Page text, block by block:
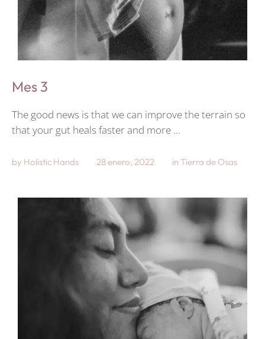
Mes 3
The good news is that we can improve the terrain so
that your gut heals faster and more …
by Holistic Hands 28 enero, 2022 in Tierra de Osas